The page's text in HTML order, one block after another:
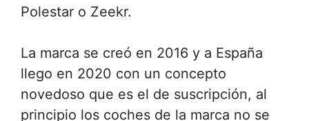
Polestar o Zeekr.
La marca se creó en 2016 y a España
llego en 2020 con un concepto
novedoso que es el de suscripción, al
principio los coches de la marca no se